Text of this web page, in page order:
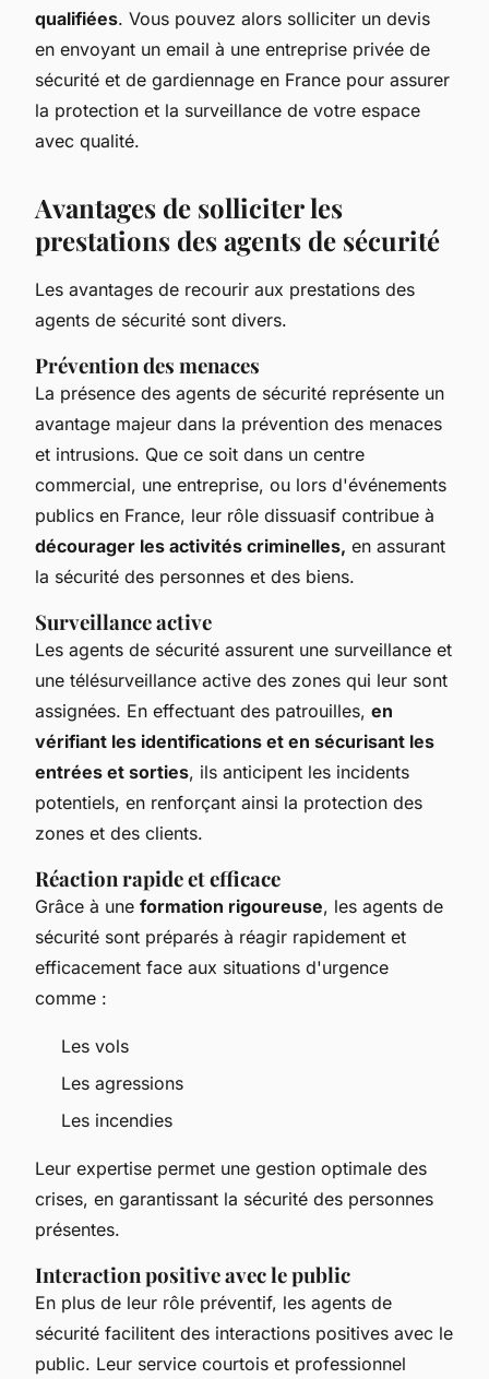
qualifiées. Vous pouvez alors solliciter un devis
en envoyant un email à une entreprise privée de
sécurité et de gardiennage en France pour assurer
la protection et la surveillance de votre espace
avec qualité.
Avantages de solliciter les
prestations des agents de sécurité
Les avantages de recourir aux prestations des
agents de sécurité sont divers.
Prévention des menaces
La présence des agents de sécurité représente un
avantage majeur dans la prévention des menaces
et intrusions. Que ce soit dans un centre
commercial, une entreprise, ou lors d'événements
publics en France, leur rôle dissuasif contribue à
décourager les activités criminelles, en assurant
la sécurité des personnes et des biens.
Surveillance active
Les agents de sécurité assurent une surveillance et
une télésurveillance active des zones qui leur sont
assignées. En effectuant des patrouilles, en
vérifiant les identifications et en sécurisant les
entrées et sorties, ils anticipent les incidents
potentiels, en renforçant ainsi la protection des
zones et des clients.
Réaction rapide et efficace
Grâce à une formation rigoureuse, les agents de
sécurité sont préparés à réagir rapidement et
efficacement face aux situations d'urgence
comme :
Les vols
Les agressions
Les incendies
Leur expertise permet une gestion optimale des
crises, en garantissant la sécurité des personnes
présentes.
Interaction positive avec le public
En plus de leur rôle préventif, les agents de
sécurité facilitent des interactions positives avec le
public. Leur service courtois et professionnel